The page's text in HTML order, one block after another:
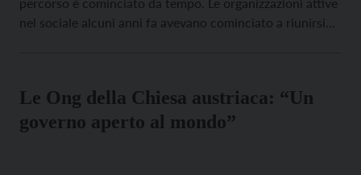
nel sociale alcuni anni fa avevano cominciato a riunirsi
Le Ong della Chiesa austriaca: “Un
governo aperto al mondo”